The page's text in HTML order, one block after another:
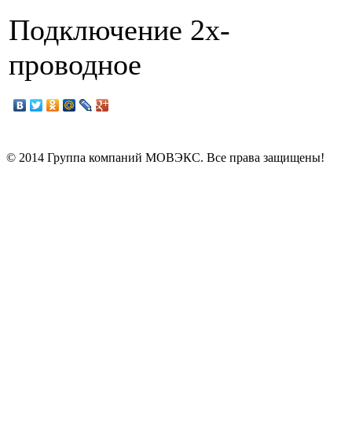
Подключение 2х-
проводное
© 2014 Группа компаний МОВЭКС. Все права защищены!